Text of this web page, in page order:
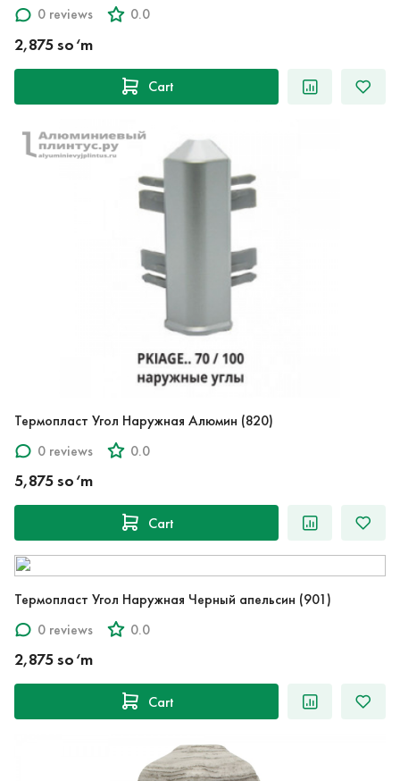
0 reviews 0.0
2,875 so‘m
Cart
Термопласт Угол Наружная Алюмин (820)
0 reviews
0.0
5,875 so‘m
Cart
Термопласт Угол Наружная Черный апельсин (901)
0 reviews
0.0
2,875 so‘m
Cart